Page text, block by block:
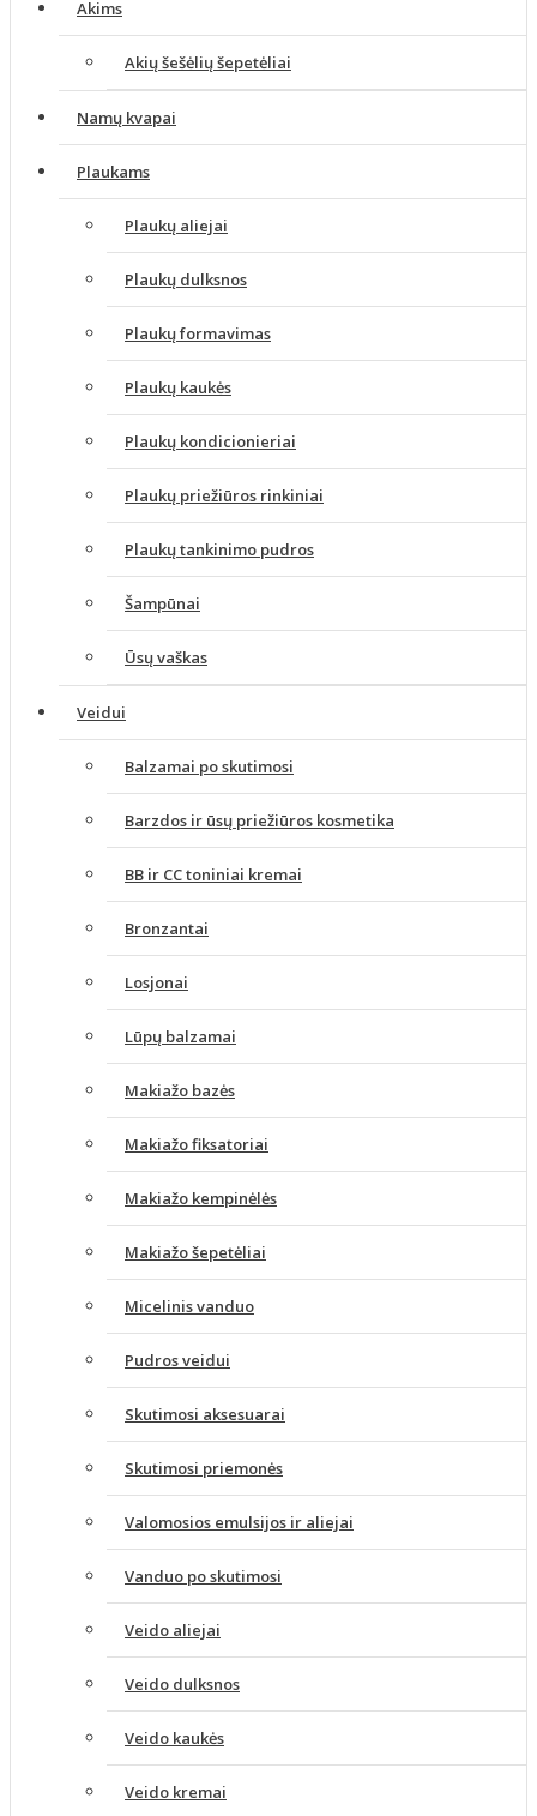
Akims
Akių šešėlių šepetėliai
Namų kvapai
Plaukams
Plaukų aliejai
Plaukų dulksnos
Plaukų formavimas
Plaukų kaukės
Plaukų kondicionieriai
Plaukų priežiūros rinkiniai
Plaukų tankinimo pudros
Šampūnai
Ūsų vaškas
Veidui
Balzamai po skutimosi
Barzdos ir ūsų priežiūros kosmetika
BB ir CC toniniai kremai
Bronzantai
Losjonai
Lūpų balzamai
Makiažo bazės
Makiažo fiksatoriai
Makiažo kempinėlės
Makiažo šepetėliai
Micelinis vanduo
Pudros veidui
Skutimosi aksesuarai
Skutimosi priemonės
Valomosios emulsijos ir aliejai
Vanduo po skutimosi
Veido aliejai
Veido dulksnos
Veido kaukės
Veido kremai